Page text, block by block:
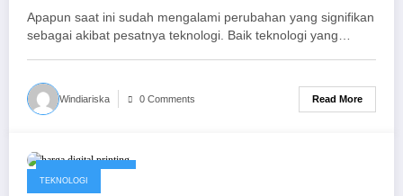
Dalam Negeri
Apapun saat ini sudah mengalami perubahan yang signifikan
sebagai akibat pesatnya teknologi. Baik teknologi yang…
Windiariska 0 Comments Read More
TEKNOLOGI